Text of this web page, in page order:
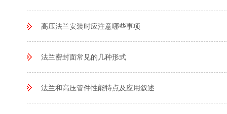
高压法兰安装时应注意哪些事项
法兰密封面常见的几种形式
法兰和高压管件性能特点及应用叙述